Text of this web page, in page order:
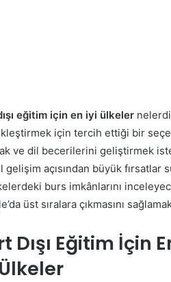
eğitim için en iyi ülkeler
için tercih ettiği bir
ve dil becerilerini geliştirmek
gelişim açısından büyük fırsatlar
burs imkânlarını
üst sıralara çıkmasını
Dışı Eğitim İçin